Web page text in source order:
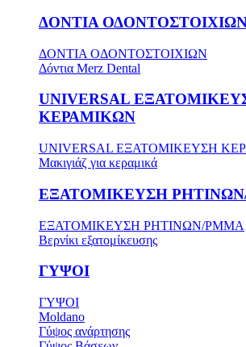
ΔΟΝΤΙΑ
ΔΟΝΤΙΑ ΟΔΟΝΤΟΣΤΟΙΧΙΩΝ
Δόντια Merz Dental
UNIVERSAL
ΚΕΡΑΜΙΚΩΝ
UNIVERSAL ΕΞΑΤΟΜΙΚΕΥΣΗ
Μακιγιάζ για κεραμικά
ΕΞΑΤΟΜΙΚΕΥΣΗ
ΕΞΑΤΟΜΙΚΕΥΣΗ ΡΗΤΙΝΩΝ/PMMA
Βερνίκι εξατομίκευσης
ΓΥΨΟΙ
ΓΥΨΟΙ
Moldano
Γύψος ανάρτησης